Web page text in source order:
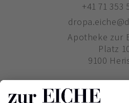
+41 71 353
Apotheke zur
Platz
9100
ZUR EICHE